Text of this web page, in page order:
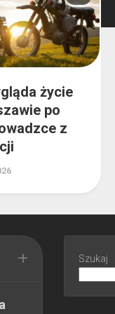
życie
po
z
Szukaj